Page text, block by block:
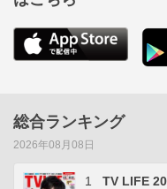
総合ランキング
2026年08月08日
1 TV LIFE